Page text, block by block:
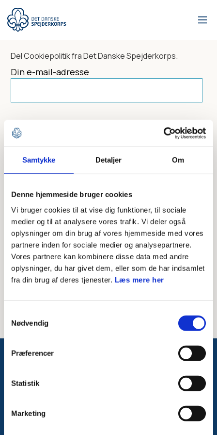
Samtykke Detaljer Om
Denne hjemmeside bruger cookies
Vi bruger cookies til at vise dig funktioner, til sociale
medier og til at analysere vores trafik. Vi deler også
oplysninger om din brug af vores hjemmeside med vores
partnere inden for sociale medier og analysepartnere.
Vores partnere kan kombinere disse data med andre
oplysninger, du har givet dem, eller som de har indsamlet
fra din brug af deres tjenester. Læs mere her
Nødvendig
Præferencer
Statistik
Marketing
hovedindhold
DelCookiepolitikfra Det Danske Spejderkorps.
Din e-mail-adresse
Send til
Skriv modtagerens mailadresse
Besked til modtager